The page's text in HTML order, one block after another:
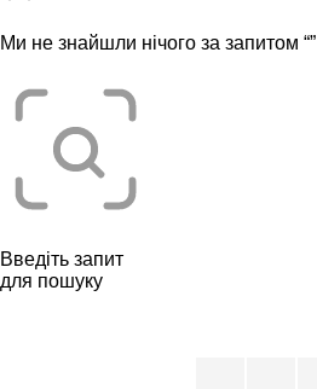
Ми не знайшли нічого за запитом “”
Введіть запит
для пошуку